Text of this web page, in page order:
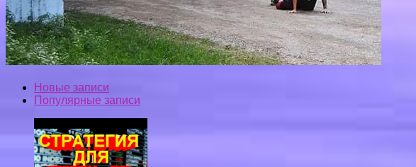
Новые записи
Популярные записи